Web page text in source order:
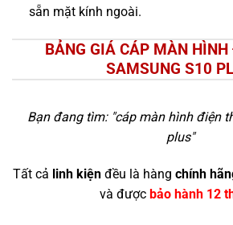
sẵn mặt kính ngoài.
BẢNG GIÁ CÁP MÀN
SAMSUNG S10
Bạn đang tìm: "cáp màn hình điện
plus"
Tất cả linh kiện đều là hàng chính
và được bảo hành 12